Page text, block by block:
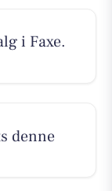
i Faxe.
denne